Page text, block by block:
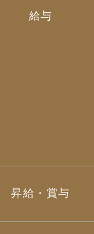
給与
昇給・賞与